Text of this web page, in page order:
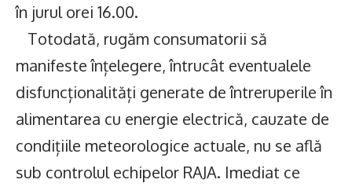
în jurul orei 16.00.
Totodată, rugăm consumatorii să
manifeste înțelegere, întrucât eventualele
disfuncționalități generate de întreruperile în
alimentarea cu energie electrică, cauzate de
condițiile meteorologice actuale, nu se află
sub controlul echipelor RAJA. Imediat ce